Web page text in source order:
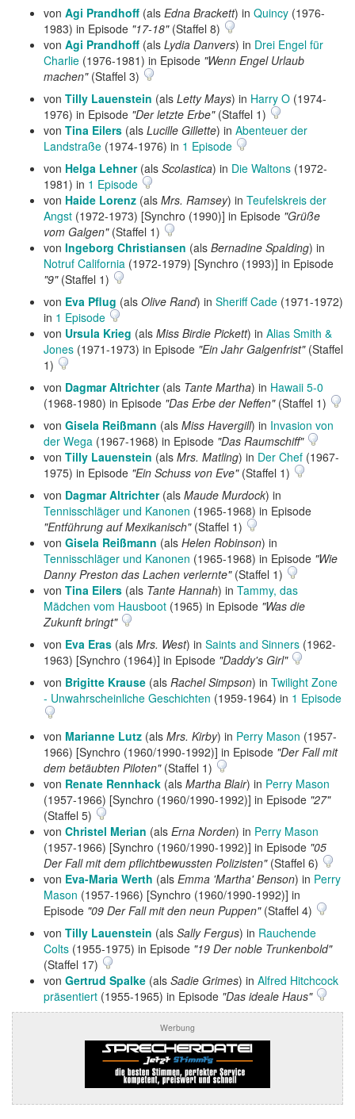
von Agi Prandhoff (als Edna Brackett) in Quincy (1976-
1983) in Episode "17-18"(Staffel 8)
von Agi Prandhoff (als Lydia Danvers) in Drei Engel für
Charlie (1976-1981) in Episode "Wenn Engel Urlaub
machen"(Staffel 3)
von Tilly Lauenstein (als Letty Mays) in Harry O (1974-
1976) in Episode "Der letzte Erbe"(Staffel 1)
von Tina Eilers (als Lucille Gillette) in Abenteuer der
Landstraße (1974-1976) in 1 Episode
von Helga Lehner(als Scolastica) in Die Waltons (1972-
1981) in 1 Episode
von Haide Lorenz (als Mrs. Ramsey) in Teufelskreis der
Angst (1972-1973) [Synchro (1990)] in Episode "Grüße
vom Galgen"(Staffel 1)
von Ingeborg Christiansen (als Bernadine Spalding) in
Notruf California (1972-1979) [Synchro (1993)] in Episode
"9"(Staffel 1)
von Eva Pflug (als Olive Rand) in Sheriff Cade (1971-1972)
in 1 Episode
von Ursula Krieg (als Miss Birdie Pickett) in Alias Smith &
Jones (1971-1973) in Episode "Ein Jahr Galgenfrist"(Staffel
1)
von Dagmar Altrichter(als Tante Martha) in Hawaii 5-0
(1968-1980) in Episode "Das Erbe der Neffen"(Staffel 1)
von Gisela Reißmann (als Miss Havergill) in Invasion von
der Wega (1967-1968) in Episode "Das Raumschiff"
von Tilly Lauenstein (als Mrs. Matling) in Der Chef (1967-
1975) in Episode "Ein Schuss von Eve"(Staffel 1)
von Dagmar Altrichter(als Maude Murdock) in
Tennisschläger und Kanonen (1965-1968) in Episode
"Entführung auf Mexikanisch"(Staffel 1)
von Gisela Reißmann (als Helen Robinson) in
Tennisschläger und Kanonen (1965-1968) in Episode "Wie
Danny Preston das Lachen verlernte"(Staffel 1)
von Tina Eilers (als Tante Hannah) in Tammy, das
Mädchen vom Hausboot (1965) in Episode "Was die
Zukunft bringt"
von Eva Eras (als Mrs. West) in Saints and Sinners (1962-
1963) [Synchro (1964)] in Episode "Daddy's Girl"
von Brigitte Krause (als Rachel Simpson) in Twilight Zone
- Unwahrscheinliche Geschichten (1959-1964) in 1 Episode
von Marianne Lutz (als Mrs. Kirby) in Perry Mason (1957-
1966) [Synchro (1960/1990-1992)] in Episode "Der Fall mit
dem betäubten Piloten"(Staffel 1)
von Renate Rennhack (als Martha Blair) in Perry Mason
(1957-1966) [Synchro (1960/1990-1992)] in Episode "27"
(Staffel 5)
von Christel Merian (als Erna Norden) in Perry Mason
(1957-1966) [Synchro (1960/1990-1992)] in Episode "05
Der Fall mit dem pflichtbewussten Polizisten"(Staffel 6)
von Eva-Maria Werth (als Emma 'Martha' Benson) in Perry
Mason (1957-1966) [Synchro (1960/1990-1992)] in
Episode "09 Der Fall mit den neun Puppen"(Staffel 4)
von Tilly Lauenstein (als Sally Fergus) in Rauchende
Colts (1955-1975) in Episode "19 Der noble Trunkenbold"
(Staffel 17)
von Gertrud Spalke (als Sadie Grimes) in Alfred Hitchcock
präsentiert (1955-1965) in Episode "Das ideale Haus"
Werbung